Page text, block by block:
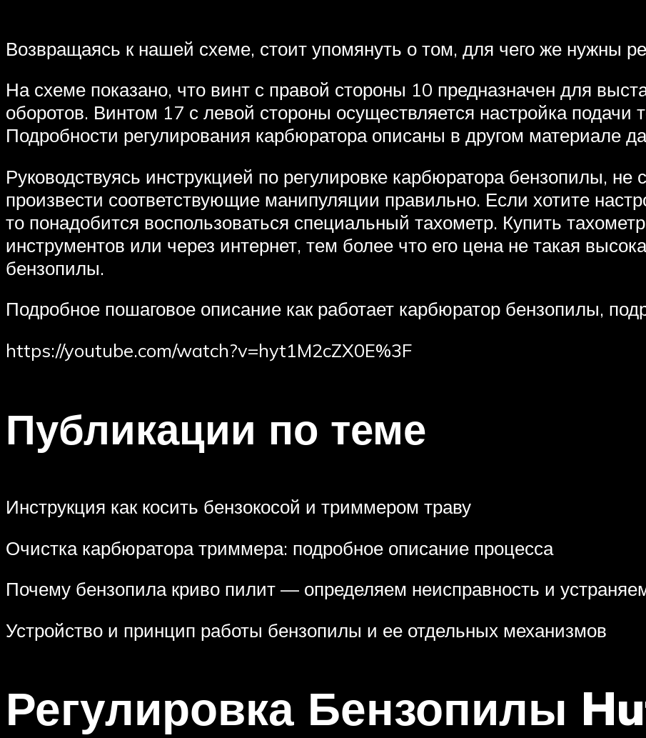
Возвращаясь к нашей схеме, стоит упомянуть о том, для чего же нужны
На схеме показано, что винт с правой стороны 10 предназначен для
оборотов. Винтом 17 с левой стороны осуществляется настройка подачи
Подробности регулирования карбюратора описаны в другом материале
Руководствуясь инструкцией по регулировке карбюратора бензопилы, не
произвести соответствующие манипуляции правильно. Если хотите
то понадобится воспользоваться специальный тахометр. Купить
инструментов или через интернет, тем более что его цена не такая
бензопилы.
Подробное пошаговое описание как работает карбюратор бензопилы,
https://youtube.com/watch?v=hyt1M2cZX0E%3F
Публикации по теме
Инструкция как косить бензокосой и триммером траву
Очистка карбюратора триммера: подробное описание процесса
Почему бензопила криво пилит — определяем неисправность и
Устройство и принцип работы бензопилы и ее отдельных механизмов
Регулировка Бензопилы